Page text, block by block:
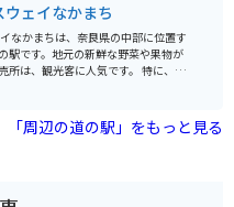
ており、一見の価値があります。
八幡宮など、歴史的な観光スポット
、ツーリングの拠点としても最適で
辺の観光を楽しんでみてはいかがで
ェイなかまち
なかまちは、奈良県の中部に位置す
駅です。地元の新鮮な野菜や果物が
、観光客に人気です。 特に、奈
チゴ「あすかルビー」や「古都華」
した駐車場があるので安心です。道
的な寺院や美しい自然を楽しめるス
「周辺の道の駅」をもっと見る